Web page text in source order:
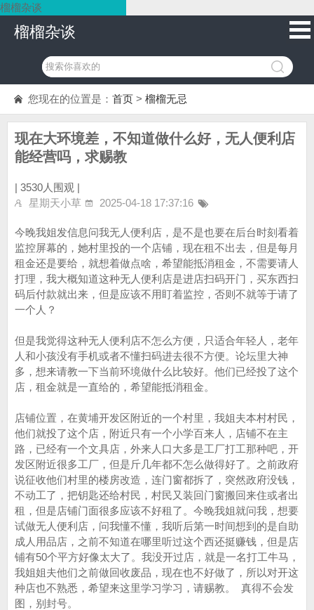
榴榴杂谈
榴榴杂谈
您现在的位置是： 首页 > 榴榴无忌
现在大环境差，不知道做什么好，无人便利店
能经营吗，求赐教
| 3530人围观 |
星期天小草
2025-04-18 17:37:16
今晚我姐发信息问我无人便利店，是不是也要在后台时刻看着
监控屏幕的，她村里投的一个店铺，现在租不出去，但是每月
租金还是要给，就想着做点啥，希望能抵消租金，不需要请人
打理，我大概知道这种无人便利店是进店扫码开门，买东西扫
码后付款就出来，但是应该不用盯着监控，否则不就等于请了
一个人？
但是我觉得这种无人便利店不怎么方便，只适合年轻人，老年
人和小孩没有手机或者不懂扫码进去很不方便。论坛里大神
多，想来请教一下当前环境做什么比较好。他们已经投了这个
店，租金就是一直给的，希望能抵消租金。
店铺位置，在黄埔开发区附近的一个村里，我姐夫本村村民，
他们就投了这个店，附近只有一个小学百来人，店铺不在主
路，已经有一个文具店，外来人口大多是工厂打工那种吧，开
发区附近很多工厂，但是斤几年都不怎么做得好了。之前政府
说征收他们村里的楼房改造，连门窗都拆了，突然政府没钱，
不动工了，把钥匙还给村民，村民又装回门窗搬回来住或者出
租，但是店铺门面很多应该不好租了。今晚我姐就问我，想要
试做无人便利店，问我懂不懂，我听后第一时间想到的是自助
成人用品店，之前不知道在哪里听过这个西还挺赚钱，但是店
铺有50个平方好像太大了。我没开过店，就是一名打工牛马，
我姐姐夫他们之前做回收废品，现在也不好做了，所以对开这
种店也不熟悉，希望来这里学习学习，请赐教。 真得不会发
图，别封号。